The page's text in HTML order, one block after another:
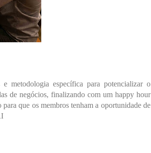
metodologia específica para potencializar o
de negócios, finalizando com um happy hour
que os membros tenham a oportunidade de